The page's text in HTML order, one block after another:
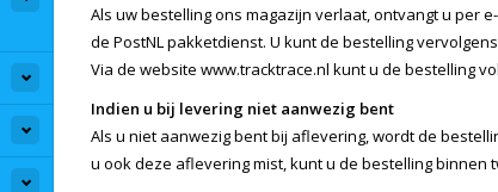
Als uw bestelling ons magazijn verlaat, ontvangt u per
de PostNL pakketdienst. U kunt de bestelling
Via de website www.tracktrace.nl kunt u de bestelling
Indien u bij levering niet aanwezig bent
Als u niet aanwezig bent bij aflevering, wordt de
u ook deze aflevering mist, kunt u de bestelling